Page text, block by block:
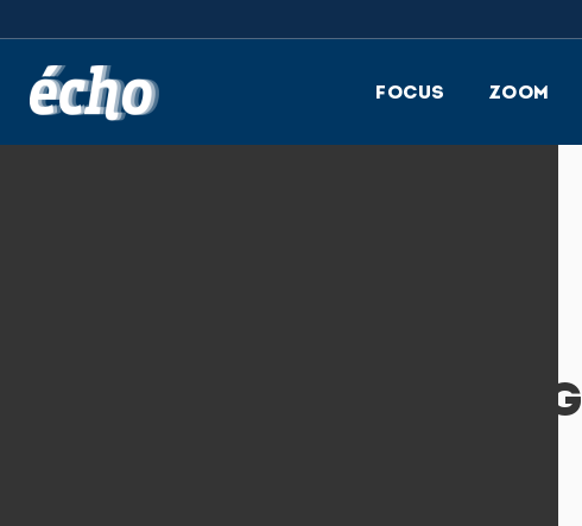
FOCUS ZOOM
HEIN LUXEMBOURG